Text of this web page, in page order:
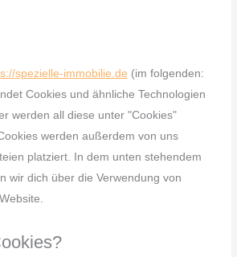
spezielle-immobilie.de (im folgenden:
Cookies und ähnliche Technologien
werden all diese unter "Cookies"
werden außerdem von uns
platziert. In dem unten stehendem
wir dich über die Verwendung von